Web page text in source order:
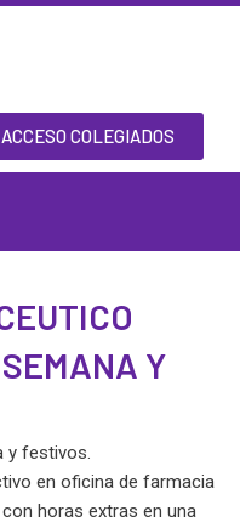
ACCESO COLEGIADOS
Y
y festivos.
en oficina de farmacia
horas extras en una